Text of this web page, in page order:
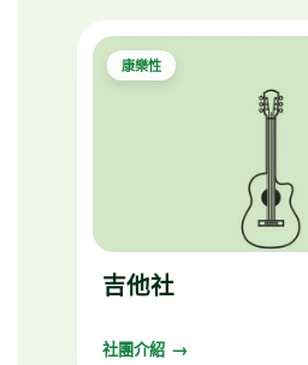
學生事務相關文件
康樂性
吉他社
社團介紹